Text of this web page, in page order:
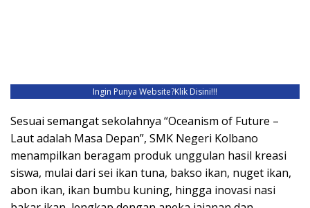
Ingin Punya Website?Klik Disini!!!
Sesuai semangat sekolahnya “Oceanism of Future –
Laut adalah Masa Depan”, SMK Negeri Kolbano
menampilkan beragam produk unggulan hasil kreasi
siswa, mulai dari sei ikan tuna, bakso ikan, nuget ikan,
abon ikan, ikan bumbu kuning, hingga inovasi nasi